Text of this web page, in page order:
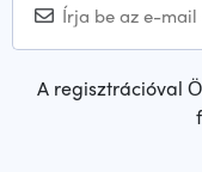
A regisztrációval